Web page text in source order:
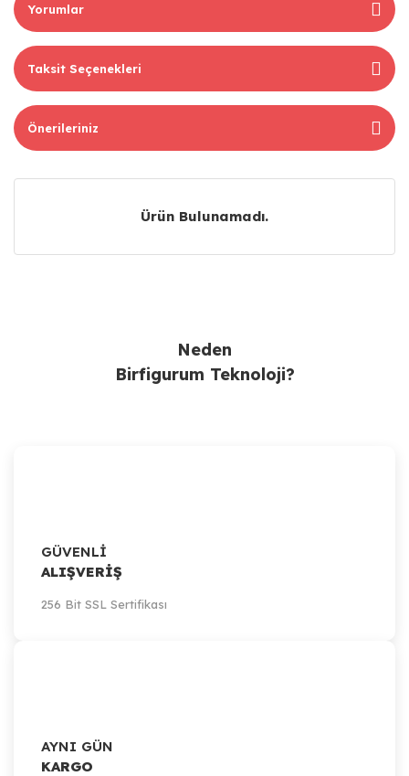
Yorumlar
Taksit Seçenekleri
Önerileriniz
Ürün Bulunamadı.
Neden
Birfigurum Teknoloji?
GÜVENLİ
ALIŞVERİŞ
256 Bit SSL Sertifikası
AYNI GÜN
KARGO